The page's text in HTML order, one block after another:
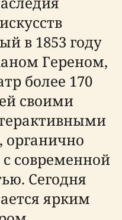
в 1853 году
Гереном,
более 170
своими
органично
современной
Сегодня
ярким